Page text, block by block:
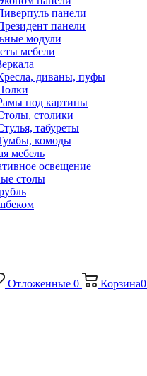
панели
панели
модули
мебели
диваны, пуфы
под картины
столики
табуреты
комоды
мебель
освещение
столы
Отложенные 0 Корзина0